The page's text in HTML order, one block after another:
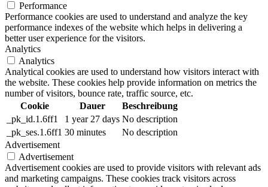
Performance
Performance cookies are used to understand and analyze the key
performance indexes of the website which helps in delivering a
better user experience for the visitors.
Analytics
Analytics
Analytical cookies are used to understand how visitors interact with
the website. These cookies help provide information on metrics the
number of visitors, bounce rate, traffic source, etc.
Cookie
Dauer
Beschreibung
_pk_id.1.6ff1
1 year 27 days No description
_pk_ses.1.6ff1 30 minutes
No description
Advertisement
Advertisement
Advertisement cookies are used to provide visitors with relevant ads
and marketing campaigns. These cookies track visitors across